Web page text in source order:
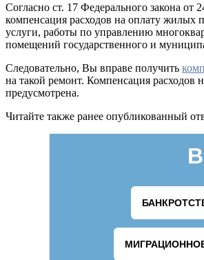
Согласно ст. 17 Федерального закона
компенсация расходов на оплату жилых
услуги, работы по управлению
помещений государственного и
Следовательно, Вы вправе получить
на такой ремонт. Компенсация расходов
предусмотрена.
Читайте также ранее опубликованный